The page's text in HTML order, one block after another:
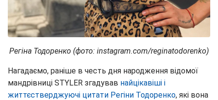
Регіна Тодоренко (фото: instagram.com/reginatodorenko)
Нагадаємо, раніше в честь дня народження відомої
мандрівниці STYLER згадував найцікавіші і
життєстверджуючі цитати Регіни Тодоренко, які вона